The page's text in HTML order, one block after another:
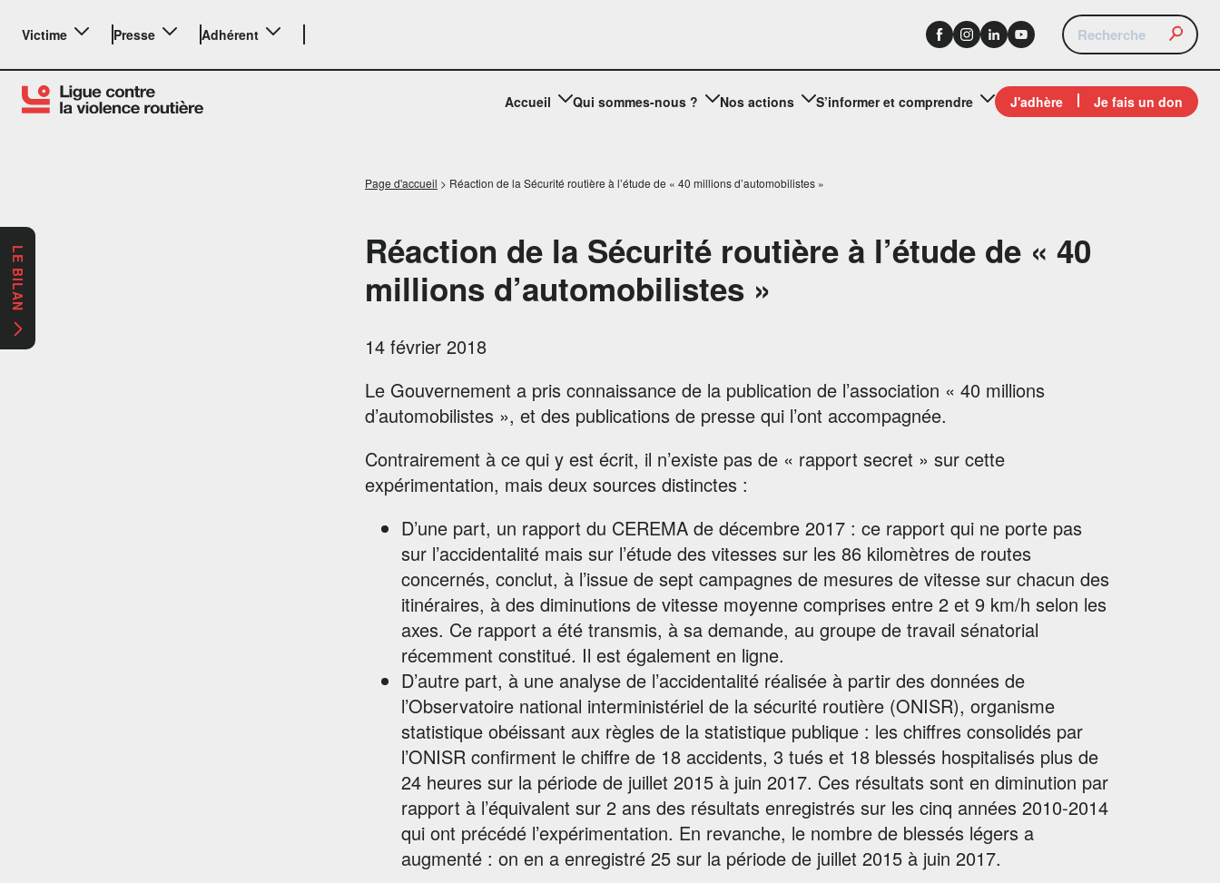
Victime Presse Adhérent
Accueil Qui sommes-nous ? Nos actions S’informer et comprendre J'adhère Je fais un don
Page d'accueil > Réaction de la Sécurité routière à l’étude de « 40 millions d’automobilistes »
Réaction de la Sécurité routière à l’étude de « 40
millions d’automobilistes »
14 février 2018
Le Gouvernement a pris connaissance de la publication de l’association « 40 millions
d’automobilistes », et des publications de presse qui l’ont accompagnée.
Contrairement à ce qui y est écrit, il n’existe pas de « rapport secret » sur cette
expérimentation, mais deux sources distinctes :
D’une part, un rapport du CEREMA de décembre 2017 : ce rapport qui ne porte pas
sur l’accidentalité mais sur l’étude des vitesses sur les 86 kilomètres de routes
concernés, conclut, à l’issue de sept campagnes de mesures de vitesse sur chacun des
itinéraires, à des diminutions de vitesse moyenne comprises entre 2 et 9 km/h selon les
axes. Ce rapport a été transmis, à sa demande, au groupe de travail sénatorial
récemment constitué. Il est également en ligne.
D’autre part, à une analyse de l’accidentalité réalisée à partir des données de
l’Observatoire national interministériel de la sécurité routière (ONISR), organisme
statistique obéissant aux règles de la statistique publique : les chiffres consolidés par
l’ONISR confirment le chiffre de 18 accidents, 3 tués et 18 blessés hospitalisés plus de
24 heures sur la période de juillet 2015 à juin 2017. Ces résultats sont en diminution par
rapport à l’équivalent sur 2 ans des résultats enregistrés sur les cinq années 2010-2014
qui ont précédé l’expérimentation. En revanche, le nombre de blessés légers a
augmenté : on en a enregistré 25 sur la période de juillet 2015 à juin 2017.
LE BILAN